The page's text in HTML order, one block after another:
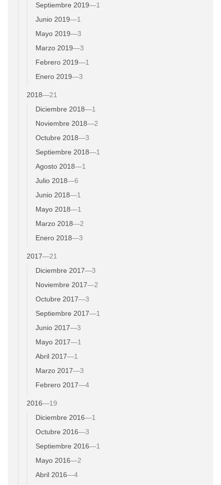
Septiembre 2019—1
Junio 2019—1
Mayo 2019—3
Marzo 2019—3
Febrero 2019—1
Enero 2019—3
2018—21
Diciembre 2018—1
Noviembre 2018—2
Octubre 2018—3
Septiembre 2018—1
Agosto 2018—1
Julio 2018—6
Junio 2018—1
Mayo 2018—1
Marzo 2018—2
Enero 2018—3
2017—21
Diciembre 2017—3
Noviembre 2017—2
Octubre 2017—3
Septiembre 2017—1
Junio 2017—3
Mayo 2017—1
Abril 2017—1
Marzo 2017—3
Febrero 2017—4
2016—19
Diciembre 2016—1
Octubre 2016—3
Septiembre 2016—1
Mayo 2016—2
Abril 2016—4